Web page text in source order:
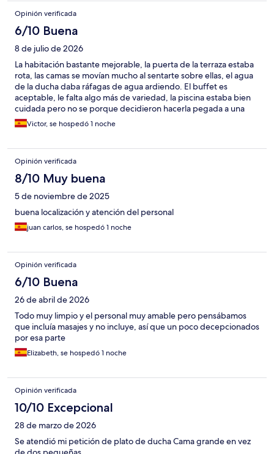
Opinión verificada
6/10 Buena
8 de julio de 2026
La habitación bastante mejorable, la puerta de la terraza estaba
rota, las camas se movían mucho al sentarte sobre ellas, el agua
de la ducha daba ráfagas de agua ardiendo. El buffet es
aceptable, le falta algo más de variedad, la piscina estaba bien
cuidada pero no se porque decidieron hacerla pegada a una
pared que tiene unos árboles detrás lo que hace que de la
sombra muchas horas al día y se llene de ramas. El hotel está
cuidadas.
Victor, se hospedó 1 noche
Opinión verificada
8/10 Muy buena
5 de noviembre de 2025
buena localización y atención del personal
juan carlos, se hospedó 1 noche
Opinión verificada
6/10 Buena
26 de abril de 2026
Todo muy limpio y el personal muy amable pero pensábamos
que incluía masajes y no incluye, así que un poco decepcionados
por esa parte
Elizabeth, se hospedó 1 noche
Opinión verificada
10/10 Excepcional
28 de marzo de 2026
Se atendió mi petición de plato de ducha Cama grande en vez